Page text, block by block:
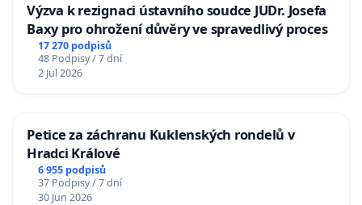
Výzva k rezignaci ústavního soudce JUDr. Josefa
Baxy pro ohrožení důvěry ve spravedlivý proces
17 270 podpisů
48 Podpisy / 7 dní
2 Jul 2026
Petice za záchranu Kuklenských rondelů v
Hradci Králové
6 955 podpisů
37 Podpisy / 7 dní
30 Jun 2026